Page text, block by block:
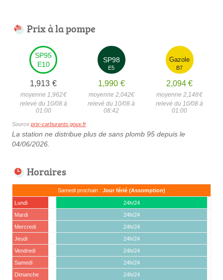
Prix à la pompe
SP95
E10
1,913 €
moyenne 1,962€
relevé du 10/08 à
01:00
SP98
E5
1,990 €
moyenne 2,042€
relevé du 10/08 à
08:42
Gazole
B7
2,094 €
moyenne 2,148€
relevé du 10/08 à
01:00
Source prix-carburants.gouv.fr
La station ne distribue plus de sans plomb 95 depuis le
04/06/2026.
Horaires
Samedi prochain : Jour férié (Assomption)
Lundi
24h/24
Mardi
24h/24
Mercredi
24h/24
Jeudi
24h/24
Vendredi
24h/24
Samedi
24h/24
Dimanche
24h/24